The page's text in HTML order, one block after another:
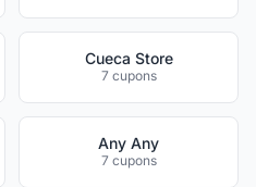
Cueca Store
7 cupons
Any Any
7 cupons